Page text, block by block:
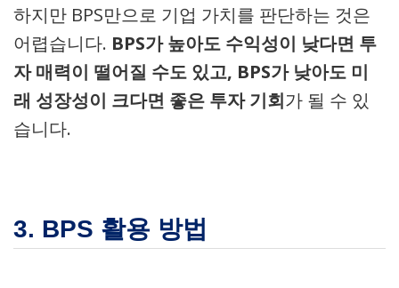
하지만 BPS만으로 기업 가치를 판단하는 것은
어렵습니다. BPS가 높아도 수익성이 낮다면 투
자 매력이 떨어질 수도 있고, BPS가 낮아도 미
래 성장성이 크다면 좋은 투자 기회가 될 수 있
습니다.
3. BPS 활용 방법